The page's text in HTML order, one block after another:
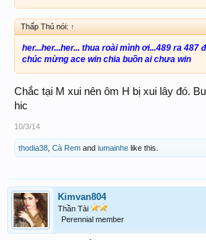
Thấp Thủ nói: ↑
her...her...her... thua roài mình ơi...489 ra 487
chúc mừng ace win chia buồn ai chưa win
Chắc tại M xui nên ôm H bị xui lây đó.
hic
10/3/14
thodia38 Cà Rem and iumainhe like this.
Kimvan804
Thần Tài
Perennial member